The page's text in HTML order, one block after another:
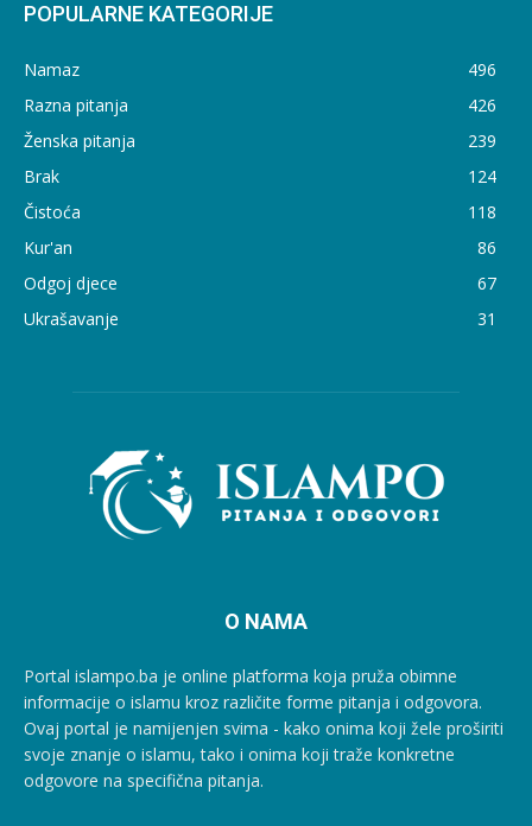
POPULARNE KATEGORIJE
Namaz
496
Razna pitanja
426
Ženska pitanja
239
Brak
124
Čistoća
118
Kur'an
86
Odgoj djece
67
Ukrašavanje
31
O NAMA
Portal islampo.ba je online platforma koja pruža obimne
informacije o islamu kroz različite forme pitanja i odgovora.
Ovaj portal je namijenjen svima - kako onima koji žele proširiti
svoje znanje o islamu, tako i onima koji traže konkretne
odgovore na specifična pitanja.